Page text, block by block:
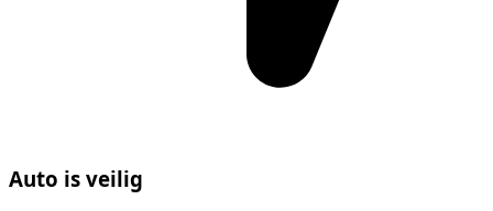
Auto is veilig